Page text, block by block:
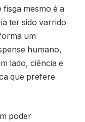
mesmo é a
ter sido varrido
um
humano,
lado, ciência e
que prefere
poder